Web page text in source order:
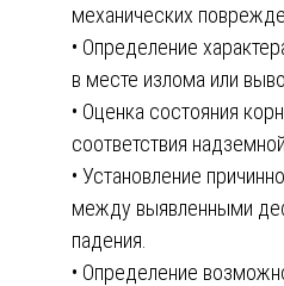
механических
• Определение
в месте излома или
• Оценка состояния
соответствия
• Установление
между выявленными
падения.
• Определение